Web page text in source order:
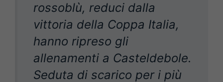
rossoblù, reduci dalla
vittoria della Coppa Italia,
hanno ripreso gli
allenamenti a Casteldebole.
Seduta di scarico per i più